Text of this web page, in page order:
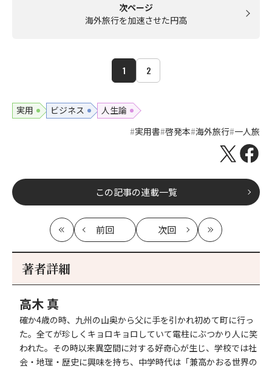
次ページ
海外旅行を加速させた円高
1 2
実用 ビジネス
人生論
実用書 啓発本 海外旅行 一人旅
この記事の連載一覧
最
初
前回
記
次回
記
最
新
著者詳細
高木 真
確か4歳の時、九州の山奥から父に手を引かれ初めて町に行っ
た。全てが珍しくキョロキョロしていて電柱にぶつかり人に笑
われた。その時以来異空間に対する好奇心が生じ、学校では社
会・地理・歴史に興味を持ち、中学時代は「兼高かおる世界の